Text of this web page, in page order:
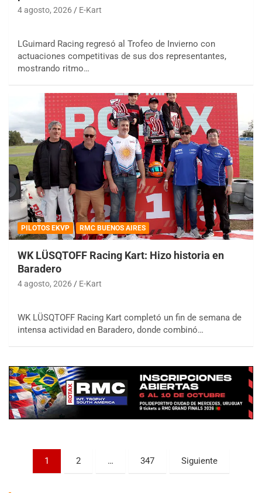
4 agosto, 2026 E-Kart
LGuimard Racing regresó al Trofeo de Invierno con
actuaciones competitivas de sus dos representantes,
mostrando ritmo…
PILOTOS EKVP RMC BUENOS AIRES
WK LÜSQTOFF Racing Kart: Hizo historia en
Baradero
4 agosto, 2026 E-Kart
WK LÜSQTOFF Racing Kart completó un fin de semana de
intensa actividad en Baradero, donde combinó…
Paginación
1 2 … 347 Siguiente
COBERTURA ESPECIAL DE E-KART.COM.AR
08/09-AGO
Baradero (Buenos Aires)
KDO - F6
Ciudad de Trenque Lauquen (Asfalto)
Trenque Lauquen (Buenos Aires)
Parque de la Velocidad (Asfalto)
Villaguay (Entre Ríos)